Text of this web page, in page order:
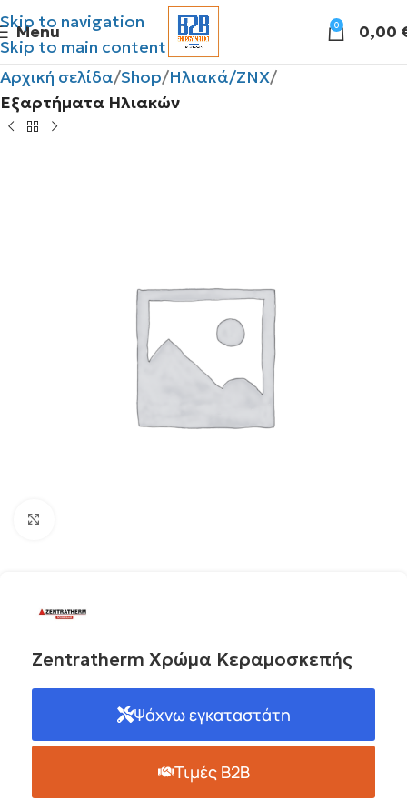
Skip to navigation
Skip to main content
Menu 0 0,00
Αρχική σελίδα Shop Ηλιακά/ΖΝΧ
Εξαρτήματα Ηλιακών
Zentratherm Χρώμα Κεραμοσκεπής
Ψάχνω εγκαταστάτη
Τιμές B2B